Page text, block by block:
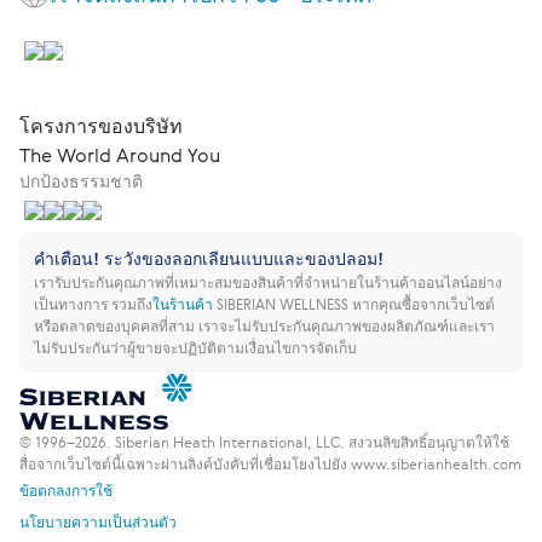
โครงการของบริษัท
The World Around You
ปกป้องธรรมชาติ
คำเตือน! ระวังของลอกเลียนแบบและของปลอม!
เรารับประกันคุณภาพที่เหมาะสมของสินค้าที่จำหน่ายในร้านค้าออนไลน์อย่าง
เป็นทางการ รวมถึงในร้านค้า SIBERIAN WELLNESSหากคุณซื้อจากเว็บไซต์
หรือตลาดของบุคคลที่สาม เราจะไม่รับประกันคุณภาพของผลิตภัณฑ์และเรา
ไม่รับประกันว่าผู้ขายจะปฏิบัติตามเงื่อนไขการจัดเก็บ
© 1996–2026. Siberian Heath International, LLC. สงวนลิขสิทธิ์อนุญาตให้ใช้
สื่อจากเว็บไซต์นี้เฉพาะผ่านลิงค์บังคับที่เชื่อมโยงไปยัง www.siberianhealth.com
ข้อตกลงการใช้
นโยบายความเป็นส่วนตัว